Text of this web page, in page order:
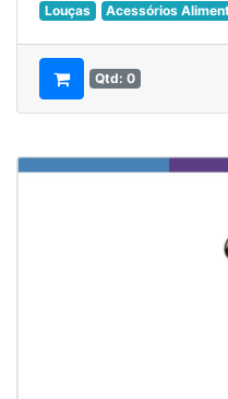
Louças Acessórios
Qtd: 0